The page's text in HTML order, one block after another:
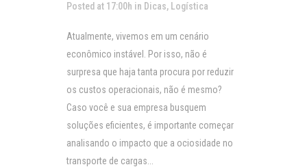
Posted at 17:00h in Dicas, Logística
Atualmente, vivemos em um cenário
econômico instável. Por isso, não é
surpresa que haja tanta procura por reduzir
os custos operacionais, não é mesmo?
Caso você e sua empresa busquem
soluções eficientes, é importante começar
analisando o impacto que a ociosidade no
transporte de cargas...